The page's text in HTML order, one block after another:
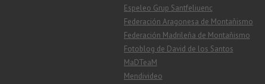
Espeleo Grup Santfeliuenc
Federación Aragonesa de Montañismo
Federación Madrileña de Montañismo
Fotoblog de David de los Santos
MaDTeaM
Mendivideo